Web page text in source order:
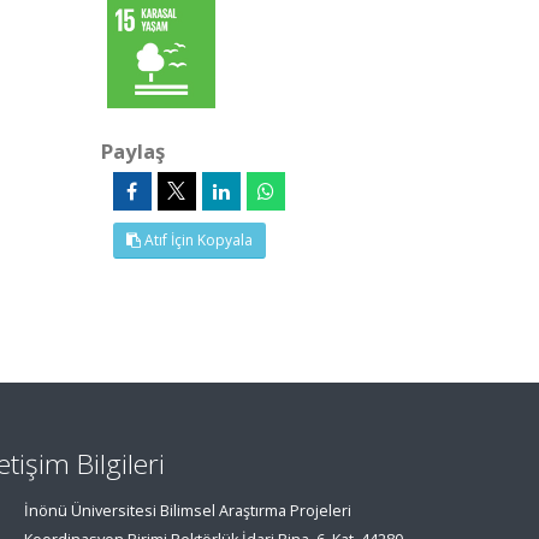
Paylaş
Atıf İçin Kopyala
Bilgileri
İnönü Üniversitesi Bilimsel Araştırma Projeleri